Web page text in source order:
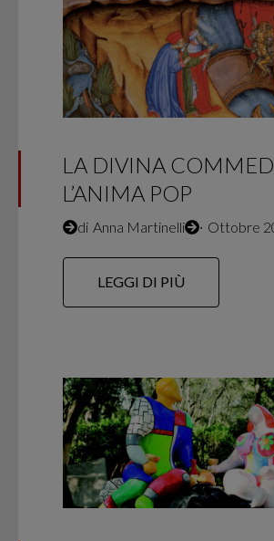
LA DIVINA
L’ANIMA POP
di Anna Martinelli ∙ Ottobre
LEGGI DI PIÙ